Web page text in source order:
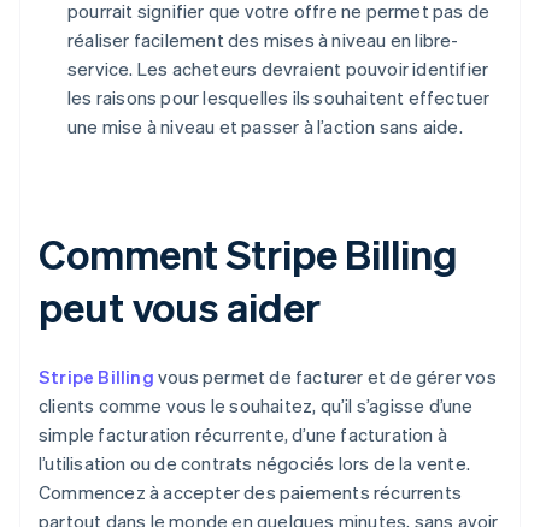
pourrait signifier que votre offre ne permet pas de
réaliser facilement des mises à niveau en libre-
service. Les acheteurs devraient pouvoir identifier
les raisons pour lesquelles ils souhaitent effectuer
une mise à niveau et passer à l’action sans aide.
Comment Stripe Billing
peut vous aider
Stripe Billing vous permet de facturer et de gérer vos
clients comme vous le souhaitez, qu’il s’agisse d’une
simple facturation récurrente, d’une facturation à
l’utilisation ou de contrats négociés lors de la vente.
Commencez à accepter des paiements récurrents
partout dans le monde en quelques minutes, sans avoir